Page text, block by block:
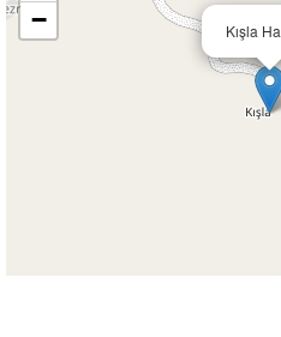
Kışla
−